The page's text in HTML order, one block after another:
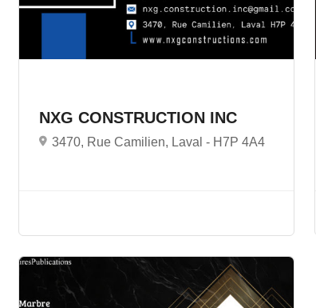
NXG CONSTRUCTION INC
3470, Rue Camilien, Laval - H7P 4A4